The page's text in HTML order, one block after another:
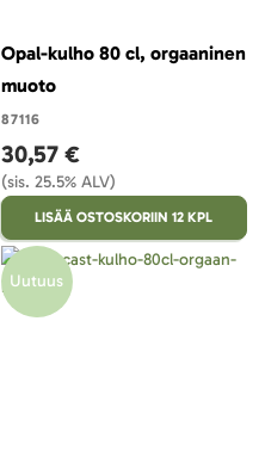
Opal-kulho 80 cl, orgaaninen
muoto
87116
30,57 €
(sis. 25.5% ALV)
LISÄÄ OSTOSKORIIN 12 KPL
Uutuus